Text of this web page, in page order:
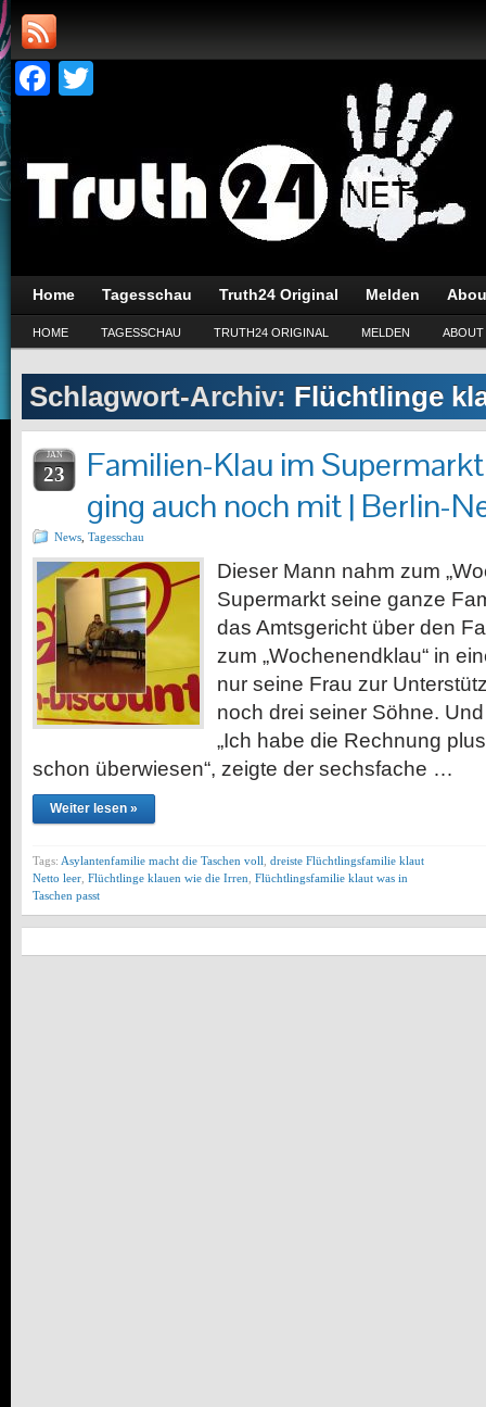
Facebook
Home Tagesschau Truth24 Original Melden
HOME TAGESSCHAU TRUTH24 ORIGINAL MELDEN ABOUT
Schlagwort-Archiv: Flüchtlinge
JAN
23
Familien-Klau im
ging auch noch mit | Berlin-
News Tagesschau
Dieser Mann nahm zum
Supermarkt seine ganze
das Amtsgericht über den
zum „Wochenendklau“ in
nur seine Frau zur
noch drei seiner Söhne.
„Ich habe die Rechnung
schon überwiesen“, zeigte der sechsfache …
Weiter lesen »
Tags: Asylantenfamilie macht die Taschen voll dreiste Flüchtlingsfamilie klaut
Netto leer Flüchtlinge klauen wie die Irren Flüchtlingsfamilie klaut was in
Taschen passt